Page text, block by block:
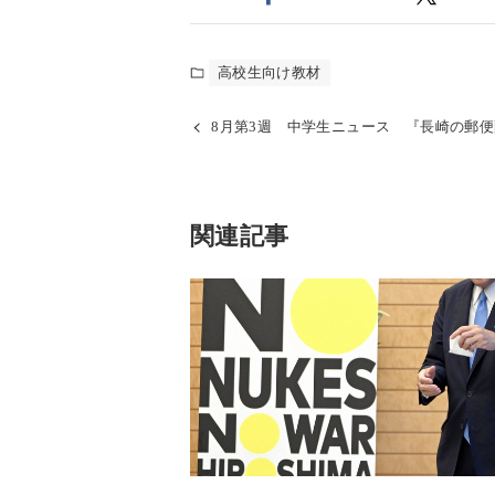
高校生向け教材
8月第3週 中学生ニュース 『長崎の郵便
関連記事